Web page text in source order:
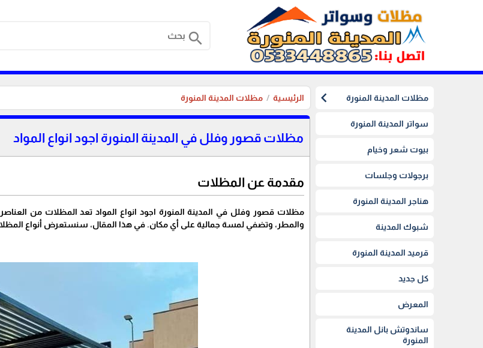
search
مظلات المدينة المنورة chevron_left
سواتر المدينة المنورة
بيوت شعر وخيام
برجولات وجلسات
هناجر المدينة المنورة
شبوك المدينة
قرميد المدينة المنورة
كل جديد
المعرض
ساندوتش بانل المدينة
المنورة
الرئيسية مظلات المدينة المنورة
مظلات قصور وفلل في المدينة المنورة اجود انواع المواد
مقدمة عن المظلات
مظلات قصور وفلل في المدينة المنورة اجود انواع المواد تعد المظلات من
والمطر، وتضفي لمسة جمالية على أي مكان. في هذا المقال، سنستعرض أنواع